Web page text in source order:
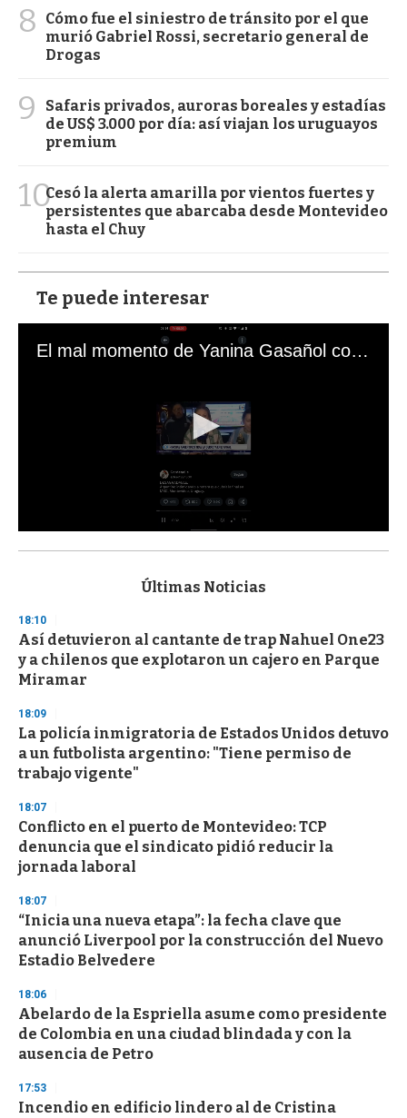
8
Cómo fue el siniestro de tránsito por el que
murió Gabriel Rossi, secretario general de
Drogas
9
Safaris privados, auroras boreales y estadías
de US$ 3.000 por día: así viajan los uruguayos
premium
10Cesó la alerta amarilla por vientos fuertes y
persistentes que abarcaba desde Montevideo
hasta el Chuy
Te puede interesar
El mal momento de Yanina Gasañol con un hincha argentino en "Subrayado"
s
d
s
o
f
3
s
e
c
o
n
Últimas Noticias
18:10
Así detuvieron al cantante de trap Nahuel One23
y a chilenos que explotaron un cajero en Parque
Miramar
18:09
La policía inmigratoria de Estados Unidos detuvo
a un futbolista argentino: "Tiene permiso de
trabajo vigente"
18:07
Conflicto en el puerto de Montevideo: TCP
denuncia que el sindicato pidió reducir la
jornada laboral
18:07
“Inicia una nueva etapa”: la fecha clave que
anunció Liverpool por la construcción del Nuevo
Estadio Belvedere
18:06
Abelardo de la Espriella asume como presidente
de Colombia en una ciudad blindada y con la
ausencia de Petro
17:53
Incendio en edificio lindero al de Cristina